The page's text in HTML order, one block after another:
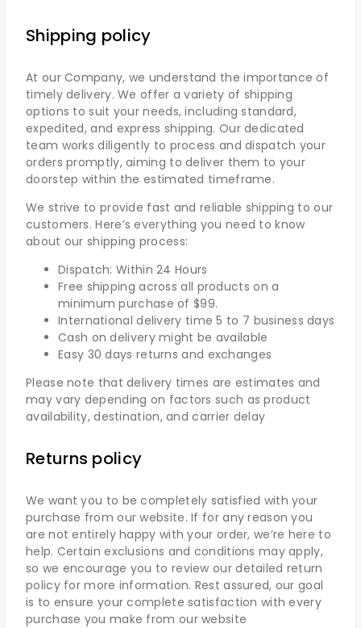
Shipping policy
At our Company, we understand the importance of
timely delivery. We offer a variety of shipping
options to suit your needs, including standard,
expedited, and express shipping. Our dedicated
team works diligently to process and dispatch your
orders promptly, aiming to deliver them to your
doorstep within the estimated timeframe.
We strive to provide fast and reliable shipping to our
customers. Here’s everything you need to know
about our shipping process:
Dispatch: Within 24 Hours
Free shipping across all products on a
minimum purchase of $99.
International delivery time 5 to 7 business days
Cash on delivery might be available
Easy 30 days returns and exchanges
Please note that delivery times are estimates and
may vary depending on factors such as product
availability, destination, and carrier delay
Returns policy
We want you to be completely satisfied with your
purchase from our website. If for any reason you
are not entirely happy with your order, we’re here to
help. Certain exclusions and conditions may apply,
so we encourage you to review our detailed return
policy for more information. Rest assured, our goal
is to ensure your complete satisfaction with every
purchase you make from our website